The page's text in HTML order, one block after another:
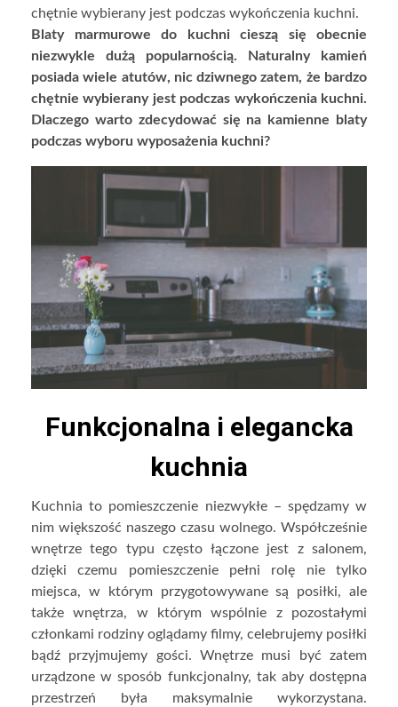
chętnie wybierany jest podczas wykończenia kuchni.
Blaty marmurowe do kuchni cieszą się obecnie
niezwykle dużą popularnością. Naturalny kamień
posiada wiele atutów, nic dziwnego zatem, że bardzo
chętnie wybierany jest podczas wykończenia kuchni.
Dlaczego warto zdecydować się na kamienne blaty
podczas wyboru wyposażenia kuchni?
Funkcjonalna i elegancka
kuchnia
Kuchnia to pomieszczenie niezwykłe – spędzamy w
nim większość naszego czasu wolnego. Współcześnie
wnętrze tego typu często łączone jest z salonem,
dzięki czemu pomieszczenie pełni rolę nie tylko
miejsca, w którym przygotowywane są posiłki, ale
także wnętrza, w którym wspólnie z pozostałymi
członkami rodziny oglądamy filmy, celebrujemy posiłki
bądź przyjmujemy gości. Wnętrze musi być zatem
urządzone w sposób funkcjonalny, tak aby dostępna
przestrzeń była maksymalnie wykorzystana.